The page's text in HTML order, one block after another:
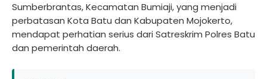
Sumberbrantas, Kecamatan Bumiaji, yang menjadi
perbatasan Kota Batu dan Kabupaten Mojokerto,
mendapat perhatian serius dari Satreskrim Polres Batu
dan pemerintah daerah.